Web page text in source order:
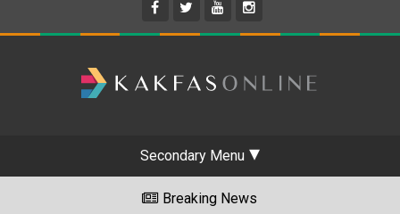
Secondary Menu
Breaking News